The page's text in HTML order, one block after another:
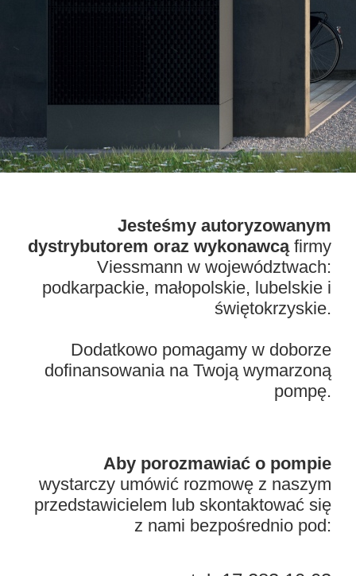
Jesteśmy autoryzowanym
dystrybutorem oraz wykonawcą firmy
Viessmann w województwach:
podkarpackie, małopolskie, lubelskie i
świętokrzyskie.
Dodatkowo pomagamy w doborze
dofinansowania na Twoją wymarzoną
pompę.
Aby porozmawiać o pompie
wystarczy umówić rozmowę z naszym
przedstawicielem lub skontaktować się
z nami bezpośrednio pod: